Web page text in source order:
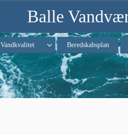
Balle
Vandkvalitet Beredskabsplan